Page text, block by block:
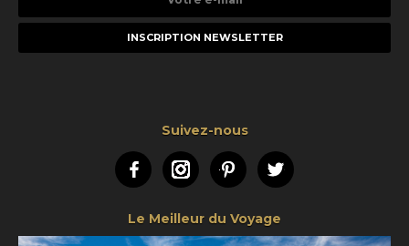
e-
Suivez-nous
FacebookInstagramPinterestTwitter
Le Meilleur du Voyage